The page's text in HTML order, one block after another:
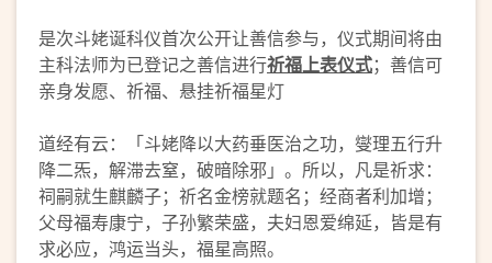
是次斗姥诞科仪首次公开让善信参与，仪式期间将由
主科法师为已登记之善信进行祈福上表仪式；善信可
亲身发愿、祈福、悬挂祈福星灯
道经有云：「斗姥降以大药垂医治之功，燮理五行升
降二炁，解滞去窒，破暗除邪」。所以，凡是祈求：
祠嗣就生麒麟子；祈名金榜就题名；经商者利加增；
父母福寿康宁，子孙繁荣盛，夫妇恩爱绵延，皆是有
求必应，鸿运当头，福星高照。